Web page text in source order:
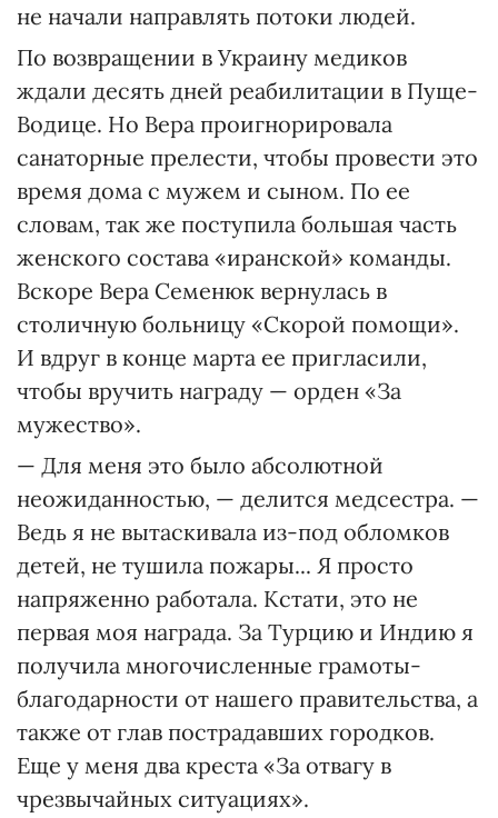
не начали направлять потоки людей.
По возвращении в Украину медиков
ждали десять дней реабилитации в Пуще-
Водице. Но Вера проигнорировала
санаторные прелести, чтобы провести это
время дома с мужем и сыном. По ее
словам, так же поступила большая часть
женского состава «иранской» команды.
Вскоре Вера Семенюк вернулась в
столичную больницу «Скорой помощи».
И вдруг в конце марта ее пригласили,
чтобы вручить награду — орден «За
мужество».
— Для меня это было абсолютной
неожиданностью, — делится медсестра. —
Ведь я не вытаскивала из-под обломков
детей, не тушила пожары... Я просто
напряженно работала. Кстати, это не
первая моя награда. За Турцию и Индию я
получила многочисленные грамоты-
благодарности от нашего правительства, а
также от глав пострадавших городков.
Еще у меня два креста «За отвагу в
чрезвычайных ситуациях».